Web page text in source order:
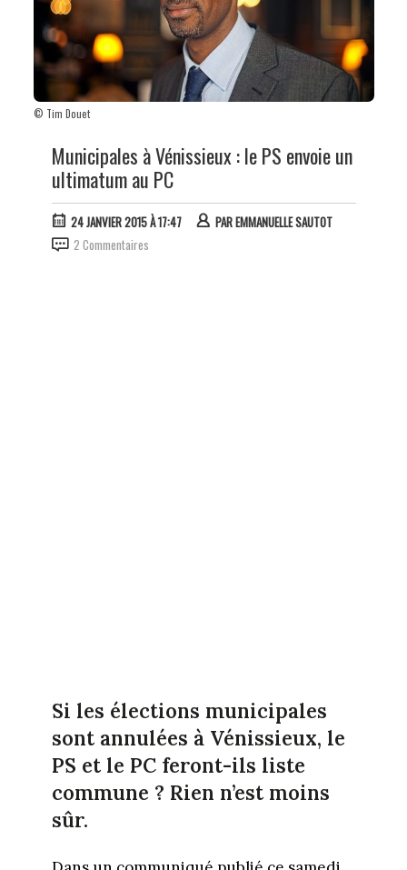
© Tim Douet
Municipales à Vénissieux : le PS envoie un
ultimatum au PC
24 JANVIER 2015 À 17:47 PAREMMANUELLE SAUTOT
2 Commentaires
Si les élections municipales
sont annulées à Vénissieux, le
PS et le PC feront-ils liste
commune ? Rien n’est moins
sûr.